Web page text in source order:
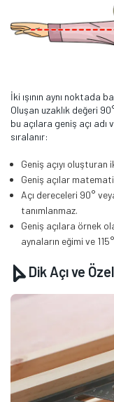
İki ışının aynı noktada
Oluşan uzaklık değeri
bu açılara geniş açı adı
sıralanır:
Geniş açıyı oluşturan
Geniş açılar
Açı dereceleri 90°
tanımlanmaz.
Geniş açılara örnek
aynaların eğimi ve
Dik Açı ve